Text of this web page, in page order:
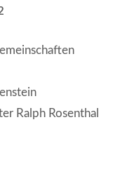
Ralph Rosenthal